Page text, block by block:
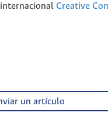
Creative
un artículo